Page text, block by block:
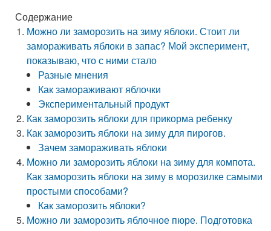
Содержание
Можно ли заморозить на зиму яблоки. Стоит ли
замораживать яблоки в запас? Мой эксперимент,
показываю, что с ними стало
Разные мнения
Как замораживают яблочки
Экспериментальный продукт
Как заморозить яблоки для прикорма ребенку
Как заморозить яблоки на зиму для пирогов.
Зачем замораживать яблоки
Можно ли заморозить яблоки на зиму для компота.
Как заморозить яблоки на зиму в морозилке самыми
простыми способами?
Как заморозить яблоки?
Можно ли заморозить яблочное пюре. Подготовка